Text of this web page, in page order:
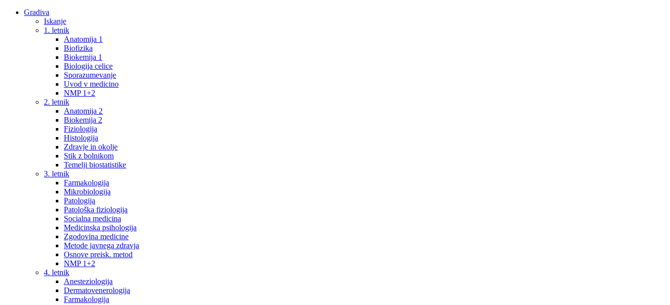
Gradiva
Iskanje
1. letnik
Anatomija 1
Biofizika
Biokemija 1
Biologija celice
Sporazumevanje
Uvod v medicino
NMP 1+2
2. letnik
Anatomija 2
Biokemija 2
Fiziologija
Histologija
Zdravje in okolje
Stik z bolnikom
Temelji biostatistike
3. letnik
Farmakologija
Mikrobiologija
Patologija
Patološka fiziologija
Socialna medicina
Medicinska psihologija
Zgodovina medicine
Metode javnega zdravja
Osnove preisk. metod
NMP 1+2
4. letnik
Anesteziologija
Dermatovenerologija
Farmakologija